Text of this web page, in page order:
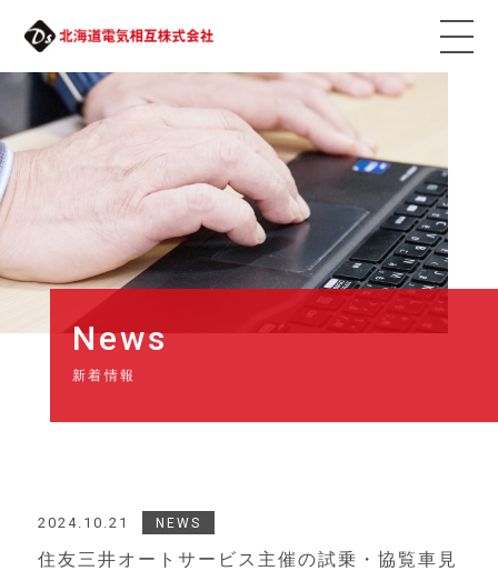
News
新着情報
2024.10.21 NEWS
住友三井オートサービス主催の試乗・協覧車見